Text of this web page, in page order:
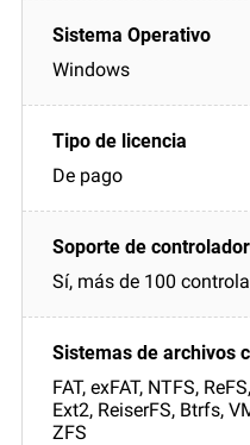
Windows
De pago
Sí, más de 100
FAT, exFAT, NTFS,
Ext2, ReiserFS, Btrfs,
ZFS